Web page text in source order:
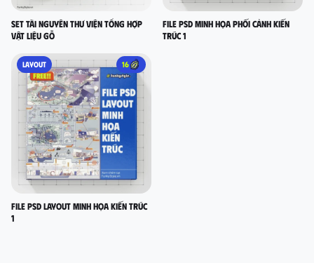
Set Tài nguyên thư viện tổng hợp
vật liệu gỗ
FILE PSD MINH HỌA PHỐI CẢNH KIẾN
TRÚC 1
LAYOUT 16
FILE PSD LAYOUT MINH HỌA KIẾN TRÚC
1